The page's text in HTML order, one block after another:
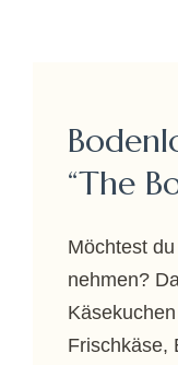
“The
Möchtest
nehmen?
Frischkäse,